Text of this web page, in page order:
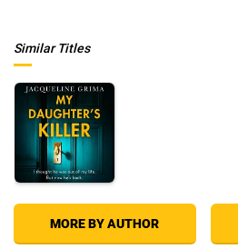
Similar Titles
MORE BY AUTHOR